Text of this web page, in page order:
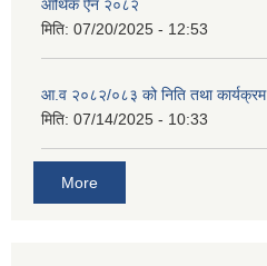
आर्थिक ऐन २०८२
मिति: 07/20/2025 - 12:53
आ.व २०८२/०८३ को निति तथा कार्यक्रम
मिति: 07/14/2025 - 10:33
More